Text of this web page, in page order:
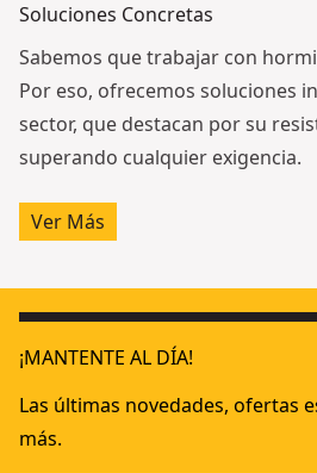
Soluciones Concretas
Sabemos que trabajar con
Por eso, ofrecemos soluciones
sector, que destacan por su
superando cualquier exigencia.
Ver Más
¡MANTENTE AL DÍA!
Las últimas novedades, ofertas
más.